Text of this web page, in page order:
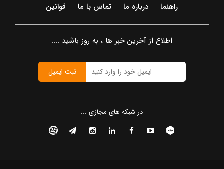
راهنما
درباره ما تماس با ما قوانین
اطلاع از آخرین خبر ها ، به روز باشید ....
ثبت ایمیل
در شبکه های مجازی ...